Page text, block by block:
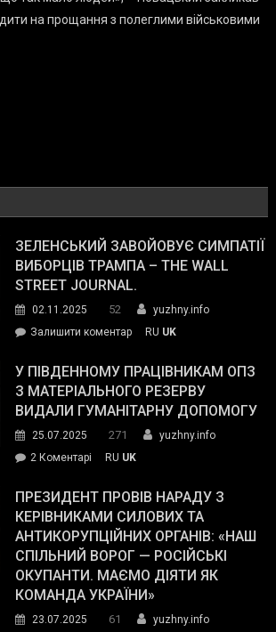
на прощання з полеглими військовими
ЗЕЛЕНСЬКИЙ ЗАВОЙОВУЄ СИМПАТІЇ
ВИБОРЦІВ ТРАМПА – THE WALL
STREET JOURNAL.
02.11.2025 52
yuzhny.info
Залишити коментарon
завойовує
симпатії
виборців
The
Street
Journal.
RU UK
У ПІВДЕННОМУ ПРАЦІВНИКАМ ОПЗ
З МАТЕРІАЛЬНОГО РЕЗЕРВУ
ВИДАЛИ ГУМАНІТАРНУ ДОПОМОГУ
25.07.2025 271
yuzhny.info
2 Коментарі
Південному
працівникам
ОПЗ
з
матеріального
резерву
гуманітарну
RU UK
ПРЕЗИДЕНТ ПРОВІВ НАРАДУ З
КЕРІВНИКАМИ СИЛОВИХ ТА
АНТИКОРУПЦІЙНИХ ОРГАНІВ: «НАШ
СПІЛЬНИЙ ВОРОГ — РОСІЙСЬКІ
ОКУПАНТИ. МАЄМО ДІЯТИ ЯК
КОМАНДА УКРАЇНИ»
23.07.2025 61
yuzhny.info